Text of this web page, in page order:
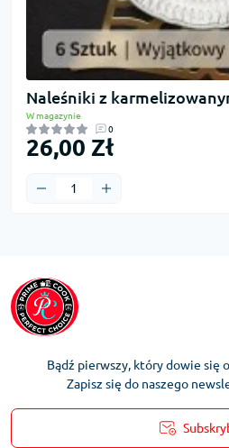
Naleśniki z
W magazynie
0
26,00 Zł
Bądź pierwszy, który dowie się
Zapisz się do naszego